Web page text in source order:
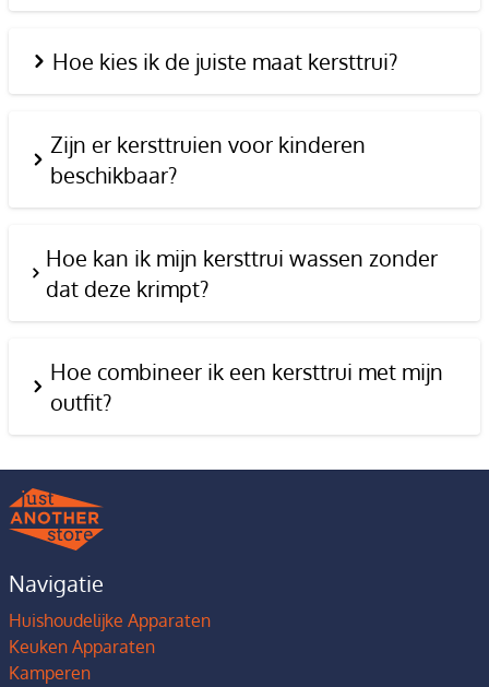
Hoe kies ik de juiste maat kersttrui?
Zijn er kersttruien voor kinderen
beschikbaar?
Hoe kan ik mijn kersttrui wassen zonder
dat deze krimpt?
Hoe combineer ik een kersttrui met mijn
outfit?
Navigatie
Huishoudelijke Apparaten
Keuken Apparaten
Kamperen